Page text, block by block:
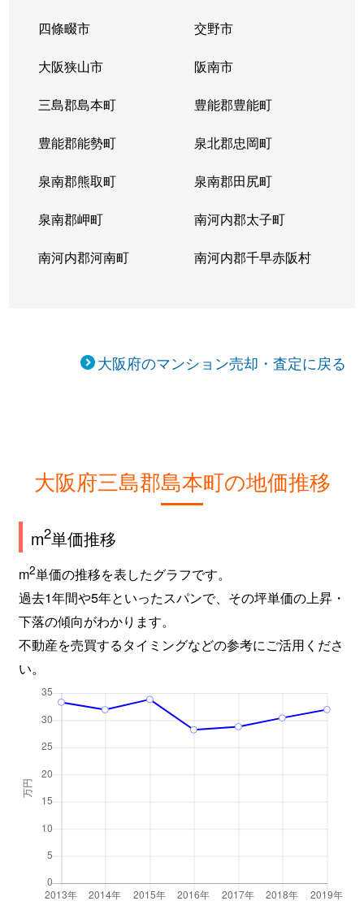
四條畷市 交野市
大阪狭山市 阪南市
三島郡島本町 豊能郡豊能町
豊能郡能勢町 泉北郡忠岡町
泉南郡熊取町 泉南郡田尻町
泉南郡岬町 南河内郡太子町
南河内郡河南町 南河内郡千早赤阪村
大阪府のマンション売却・査定に戻る
大阪府三島郡島本町の地価推移
m2単価推移
m2単価の推移を表したグラフです。
過去1年間や5年といったスパンで、その坪単価の上昇・
下落の傾向がわかります。
不動産を売買するタイミングなどの参考にご活用くださ
い。